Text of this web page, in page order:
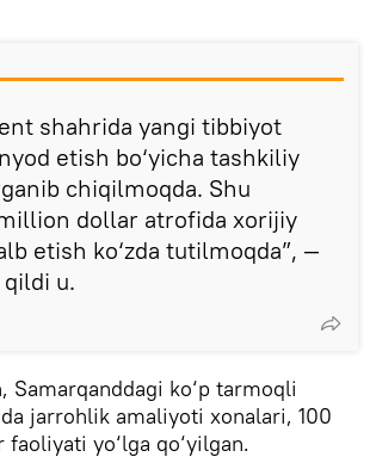
shahrida yangi tibbiyot
etish bo‘yicha tashkiliy
chiqilmoqda. Shu
dollar atrofida xorijiy
etish ko‘zda tutilmoqda”, —
qildi u.
Samarqanddagi ko‘p tarmoqli
jarrohlik amaliyoti xonalari, 100
yo‘lga qo‘yilgan.